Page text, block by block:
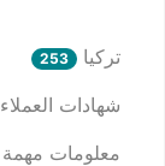
تركيا 253
شهادات العملاء
معلومات مهمة